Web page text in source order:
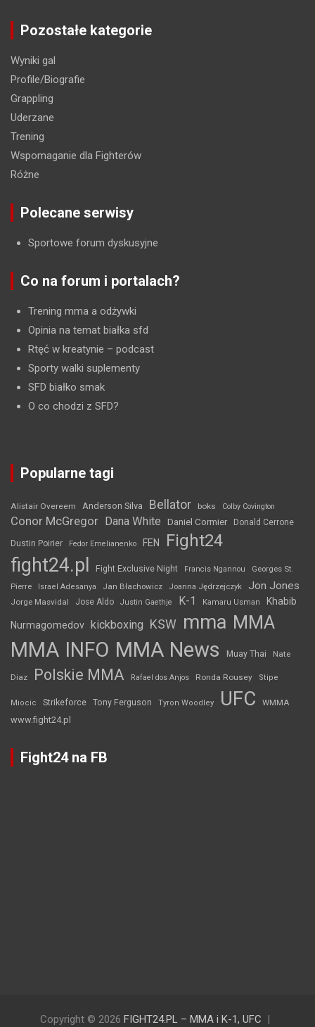
Pozostałe kategorie
Wyniki gal
Profile/Biografie
Grappling
Uderzane
Trening
Wspomaganie dla Fighterów
Różne
Polecane serwisy
Sportowe forum dyskusyjne
Co na forum i portalach?
Trening mma a odżywki
Opinia na temat białka sfd
Rtęć w kreatynie – podcast
Sporty walki suplementy
SFD białko smak
O co chodzi z SFD?
Popularne tagi
Alistair Overeem Anderson Silva Bellator boks Colby Covington
Conor McGregor Dana White Daniel Cormier Donald Cerrone
Dustin Poirier Fedor Emelianenko FEN Fight24
fight24.pl Fight Exclusive Night Francis Ngannou
Georges St.
Pierre
Israel Adesanya Jan Błachowicz Joanna Jędrzejczyk Jon Jones
Jorge Masvidal Jose Aldo Justin Gaethje K-1 Kamaru Usman Khabib
Nurmagomedov kickboxing KSW mma MMA
MMA INFO MMA News Muay Thai Nate
Diaz Polskie MMA Rafael dos Anjos Ronda Rousey Stipe
Miocic Strikeforce Tony Ferguson Tyron Woodley UFC WMMA
www.fight24.pl
Fight24 na FB
Copyright © 2026 FIGHT24.PL – MMA i K-1, UFC